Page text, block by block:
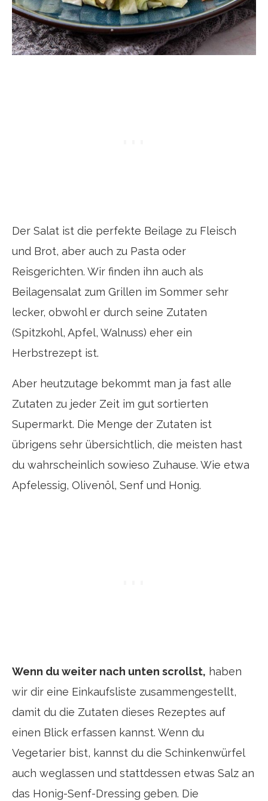
Der Salat ist die perfekte Beilage zu Fleisch
und Brot, aber auch zu Pasta oder
Reisgerichten. Wir finden ihn auch als
Beilagensalat zum Grillen im Sommer sehr
lecker, obwohl er durch seine Zutaten
(Spitzkohl, Apfel, Walnuss) eher ein
Herbstrezept ist.
Aber heutzutage bekommt man ja fast alle
Zutaten zu jeder Zeit im gut sortierten
Supermarkt. Die Menge der Zutaten ist
übrigens sehr übersichtlich, die meisten hast
du wahrscheinlich sowieso Zuhause. Wie etwa
Apfelessig, Olivenöl, Senf und Honig.
Wenn du weiter nach unten scrollst, haben
wir dir eine Einkaufsliste zusammengestellt,
damit du die Zutaten dieses Rezeptes auf
einen Blick erfassen kannst. Wenn du
Vegetarier bist, kannst du die Schinkenwürfel
auch weglassen und stattdessen etwas Salz an
das Honig-Senf-Dressing geben. Die